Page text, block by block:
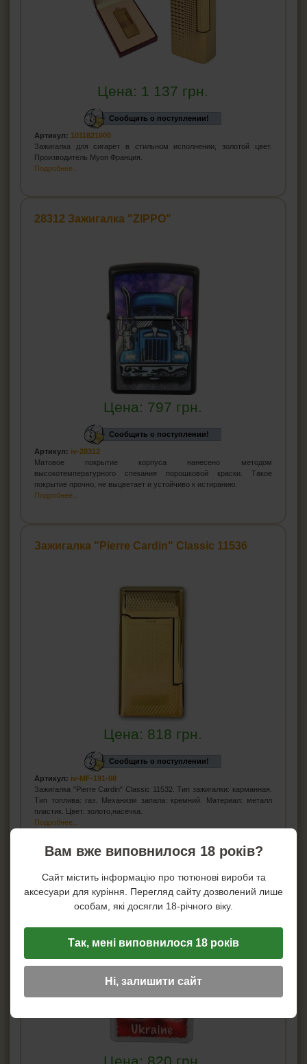
Цена: 1 137 грн.
Сообщить о поступлении!
Артикул: 1011821000
Зажигалка для сигарет в стильном исполнении, золотой цвет.
Производитель Myon Франция.
Подробнее...
28312 Зажигалка "ZIPPO"
Цена: 797 грн.
Сообщить о поступлении!
Артикул: iv-28312
Матовое покрытие корпуса нанесено методом
высокотемпературного спекания порошковой краски. Такое
покрытие прочно, не выцветает и устойчиво к истиранию.
Подробнее...
Зажигалка "Pierre Cardin" Classic 11536
Цена: 818 грн.
Сообщить о поступлении!
Артикул: iv-MF-191-08
Зажигалка "Pierre Cardin" Classic 11532. Тип зажигалки: карманная.
Тип топлива: газ. Механизм запала: кремний. Материал: металл
пластик. Цвет: золото,насечка.
Подробнее...
207UL зажигалка ZIPPO
Вам вже виповнилося 18 років?
Сайт містить інформацію про тютюнові вироби та
аксесуари для куріння. Перегляд сайту дозволений лише
особам, які досягли 18-річного віку.
Так, мені виповнилося 18 років
Ні, залишити сайт